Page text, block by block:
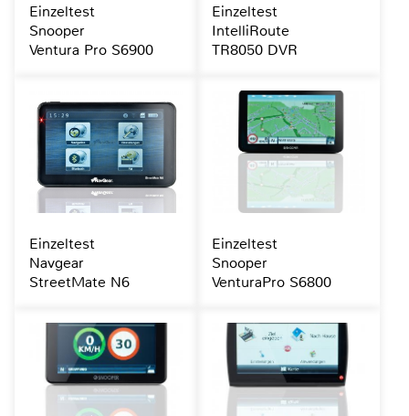
Einzeltest
Snooper
Ventura Pro S6900
Einzeltest
IntelliRoute
TR8050 DVR
Einzeltest
Navgear
StreetMate N6
Einzeltest
Snooper
VenturaPro S6800